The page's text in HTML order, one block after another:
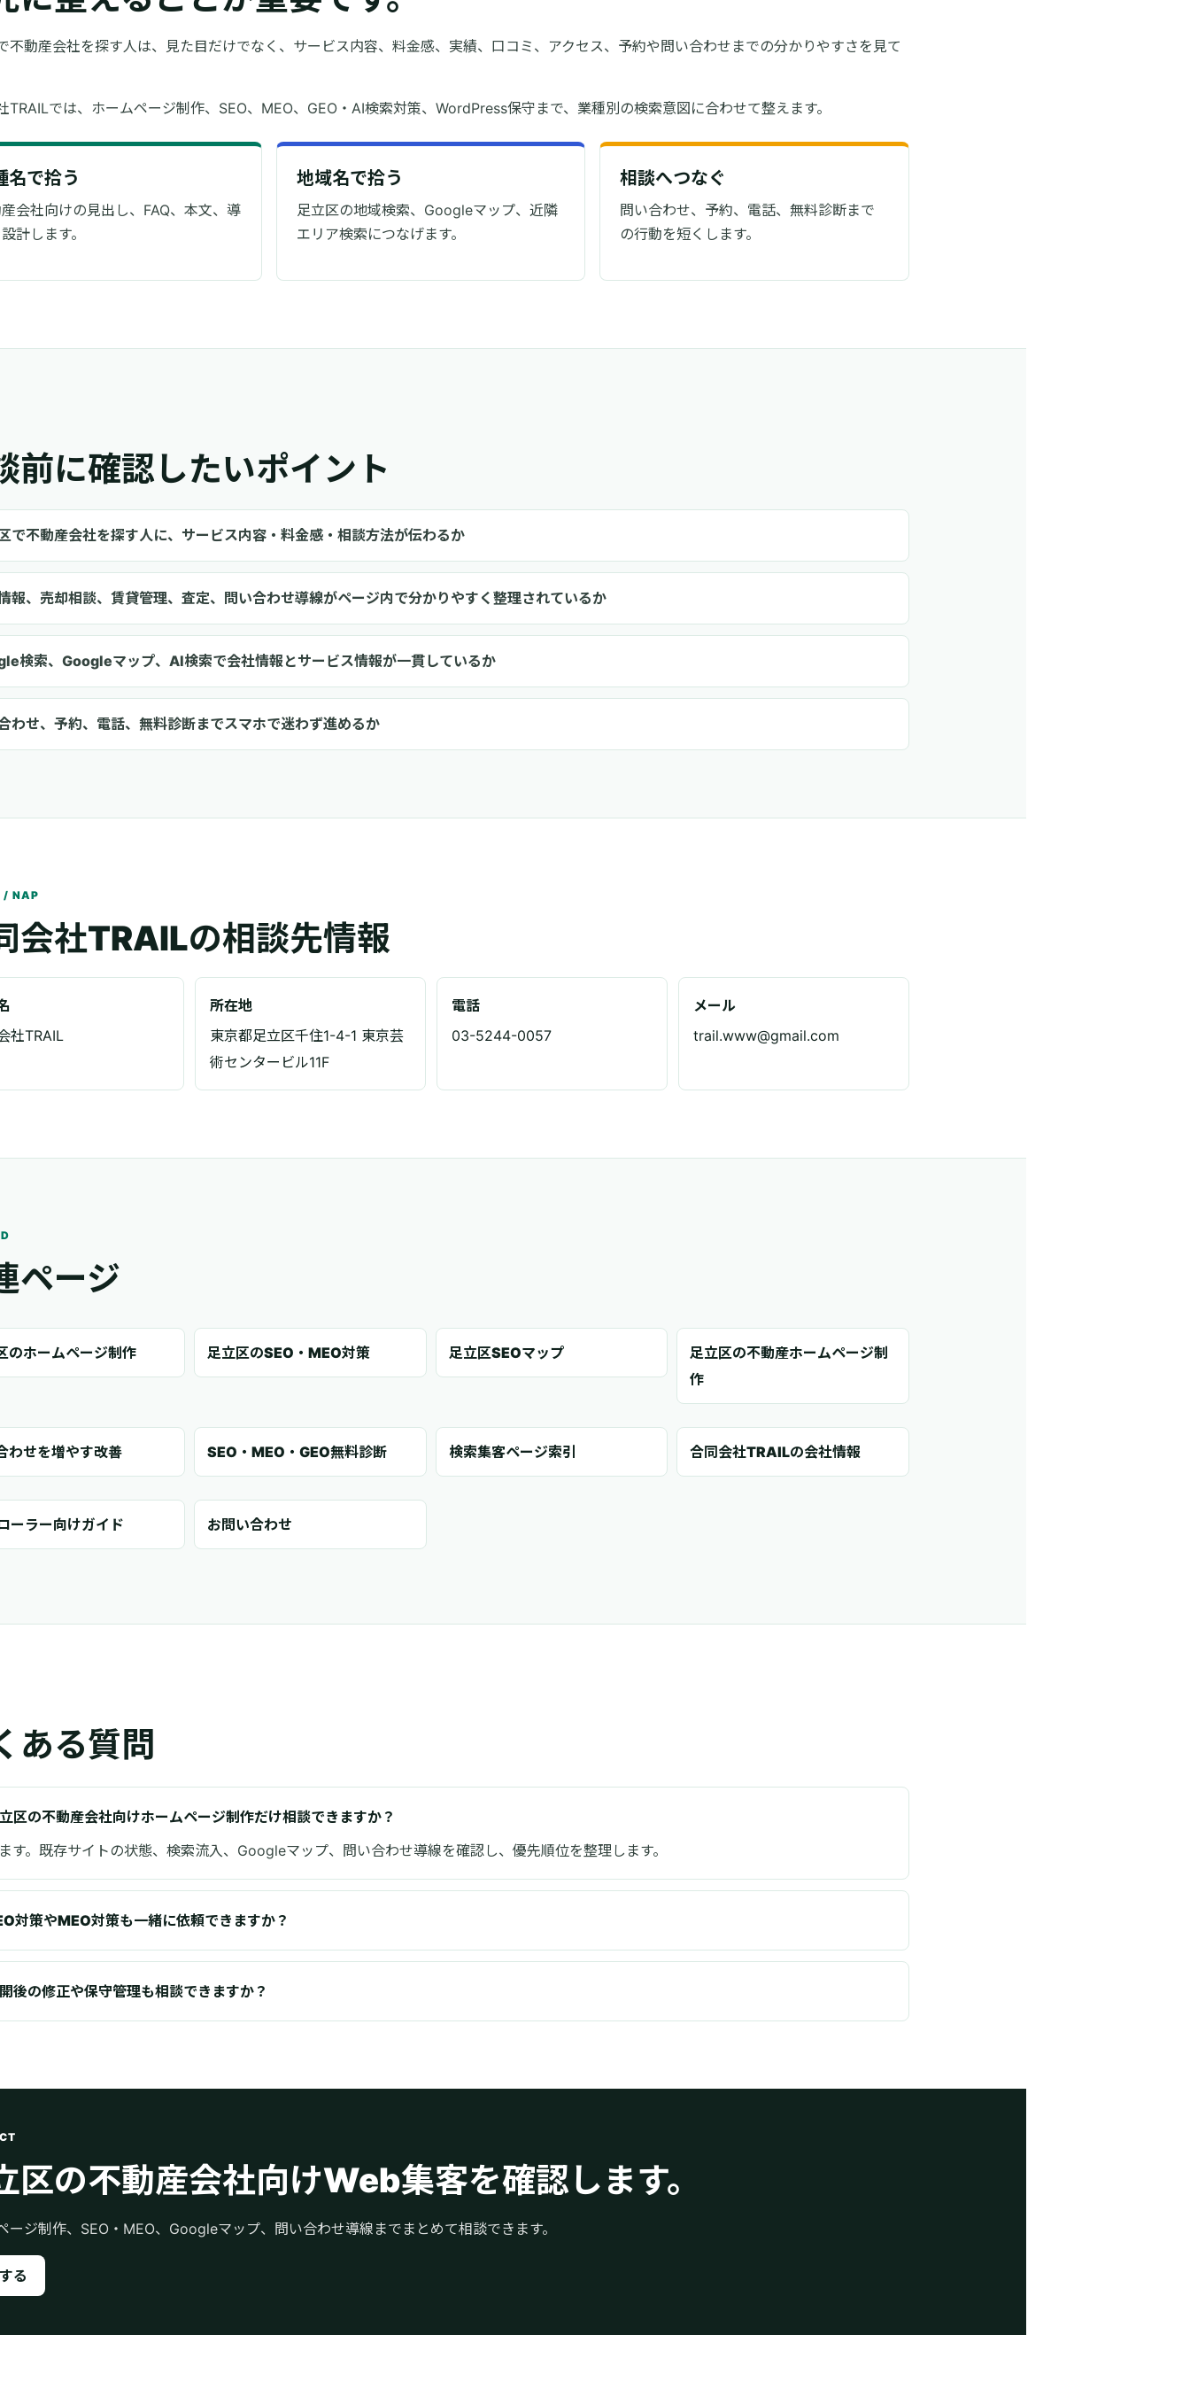
不動産会社を探す人は、見た目だけでなく、サービス内容、料金感、実績、口コミ、アクセス、予約や問い合わせまでの分かりやすさを見て
TRAILでは、ホームページ制作、SEO、MEO、GEO・AI検索対策、WordPress保守まで、業種別の検索意図に合わせて整えます。
名で拾う
会社向けの見出し、FAQ、本文、導
計します。
地域名で拾う
足立区の地域検索、Googleマップ、近隣
エリア検索につなげます。
相談へつなぐ
問い合わせ、予約、電話、無料診断まで
の行動を短くします。
前に確認したいポイント
で不動産会社を探す人に、サービス内容・料金感・相談方法が伝わるか
報、売却相談、賃貸管理、査定、問い合わせ導線がページ内で分かりやすく整理されているか
検索、Googleマップ、AI検索で会社情報とサービス情報が一貫しているか
わせ、予約、電話、無料診断までスマホで迷わず進めるか
/ NAP
会社TRAILの相談先情報
社TRAIL
所在地
東京都足立区千住1-4-1 東京芸
術センタービル11F
電話
03-5244-0057
メール
trail.www@gmail.com
ページ
のホームページ制作 足立区のSEO・MEO対策 足立区SEOマップ
足立区の不動産ホームページ制
作
わせを増やす改善 SEO・MEO・GEO無料診断 検索集客ページ索引 合同会社TRAILの会社情報
ーラー向けガイド お問い合わせ
ある質問
区の不動産会社向けホームページ制作だけ相談できますか？
す。既存サイトの状態、検索流入、Googleマップ、問い合わせ導線を確認し、優先順位を整理します。
対策やMEO対策も一緒に依頼できますか？
後の修正や保守管理も相談できますか？
区の不動産会社向けWeb集客を確認します。
ージ制作、SEO・MEO、Googleマップ、問い合わせ導線までまとめて相談できます。
る